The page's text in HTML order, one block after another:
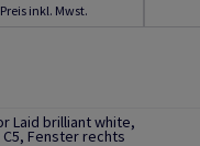
Preis inkl. Mwst.
Laid brilliant white,
Fenster rechts